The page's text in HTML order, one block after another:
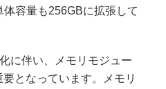
容量も256GBに拡張して
に伴い、メモリモジュー
となっています。メモリ